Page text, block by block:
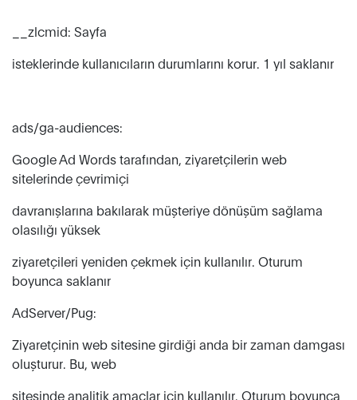
__zlcmid: Sayfa
isteklerinde kullanıcıların durumlarını korur. 1 yıl saklanır
ads/ga-audiences:
Google Ad Words tarafından, ziyaretçilerin web
sitelerinde çevrimiçi
davranışlarına bakılarak müşteriye dönüşüm sağlama
olasılığı yüksek
ziyaretçileri yeniden çekmek için kullanılır. Oturum
boyunca saklanır
AdServer/Pug:
Ziyaretçinin web sitesine girdiği anda bir zaman damgası
oluşturur. Bu, web
sitesinde analitik amaçlar için kullanılır. Oturum boyunca